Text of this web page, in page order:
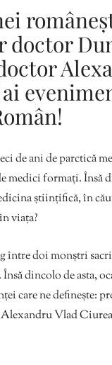
doctor
de ani de parctică
medici formați.
științifică, în
viața?
între doi monștri
dincolo de asta,
care ne
Vlad